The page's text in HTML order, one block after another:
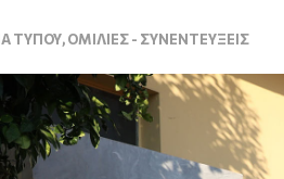
ΤΎΠΟΥ,ΟΜΙΛΊΕΣ - ΣΥΝΕΝΤΕΎΞΕΙΣ